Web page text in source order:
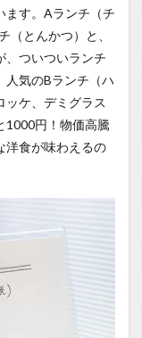
ます。Aランチ（チ
（とんかつ）と、
、ついついランチ
人気のBランチ（ハ
ッケ、デミグラス
1000円！物価高騰
洋食が味わえるの